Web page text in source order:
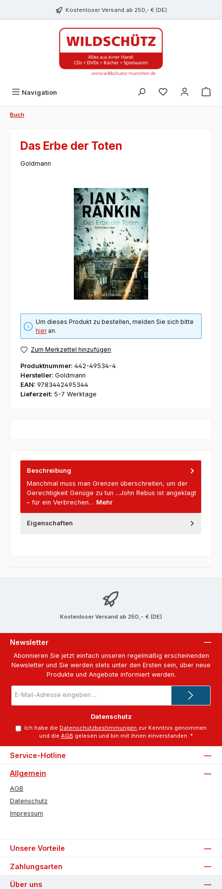
Kostenloser Versand ab 250,- € (DE)
Navigation Du hast 0
Buch
Das Erbe der Toten
Goldmann
Bildergalerie überspringen
Um dieses Produkt zu bestellen, melden Sie sich bitte
hieran.
Zum Merkzettel hinzufügen
Produktnummer: 442-49534-4
Hersteller: Goldmann
EAN: 9783442495344
Lieferzeit: 5-7 Werktage
Beschreibung
Manchmal muss man Grenzen überschreiten, um der
Gerechtigkeit Genüge zu tun ...John Rebus ist angeklagt
– für ein Verbrechen… Mehr
Eigenschaften
Kostenloser Versand ab 250,- € (DE)
Newsletter
Abonnieren Sie jetzt einfach unseren regelmäßig erscheinenden
Newsletter und Sie werden stets unter den Ersten sein, über neue
Produkte und Angebote informiert werden.
Mail-
Datenschutz
Ich habe die Datenschutzbestimmungen zur Kenntnis genommen
und die AGB gelesen und bin mit ihnen einverstanden. *
Service-Hotline
Allgemein
AGB
Datenschutz
Impressum
Unsere Vorteile
Zahlungsarten
Über uns